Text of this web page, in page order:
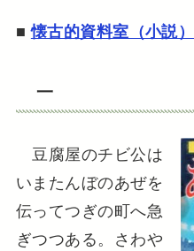
■懐古的資料室（小説
一
豆腐屋のチビ公は
いまたんぼのあぜを
伝ってつぎの町へ急
ぎつつある。さわや